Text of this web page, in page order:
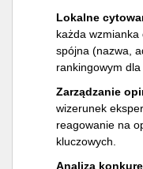
Lokalne
każda wzmianka
spójna (nazwa,
rankingowym
Zarządzanie
wizerunek
reagowanie na
kluczowych.
Analiza